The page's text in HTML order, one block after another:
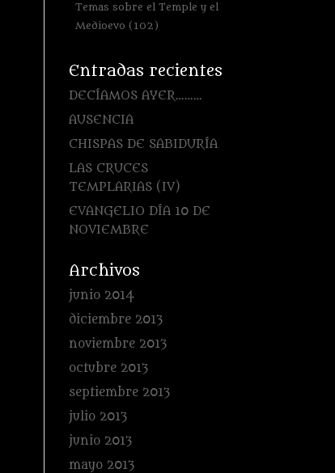
Temas sobre el Temple y el
Medioevo (102)
Entradas recientes
DECÍAMOS AYER………
AUSENCIA
CHISPAS DE SABIDURÍA
LAS CRUCES
TEMPLARIAS (IV)
EVANGELIO DÍA 10 DE
NOVIEMBRE
Archivos
junio 2014
diciembre 2013
noviembre 2013
octubre 2013
septiembre 2013
julio 2013
junio 2013
mayo 2013